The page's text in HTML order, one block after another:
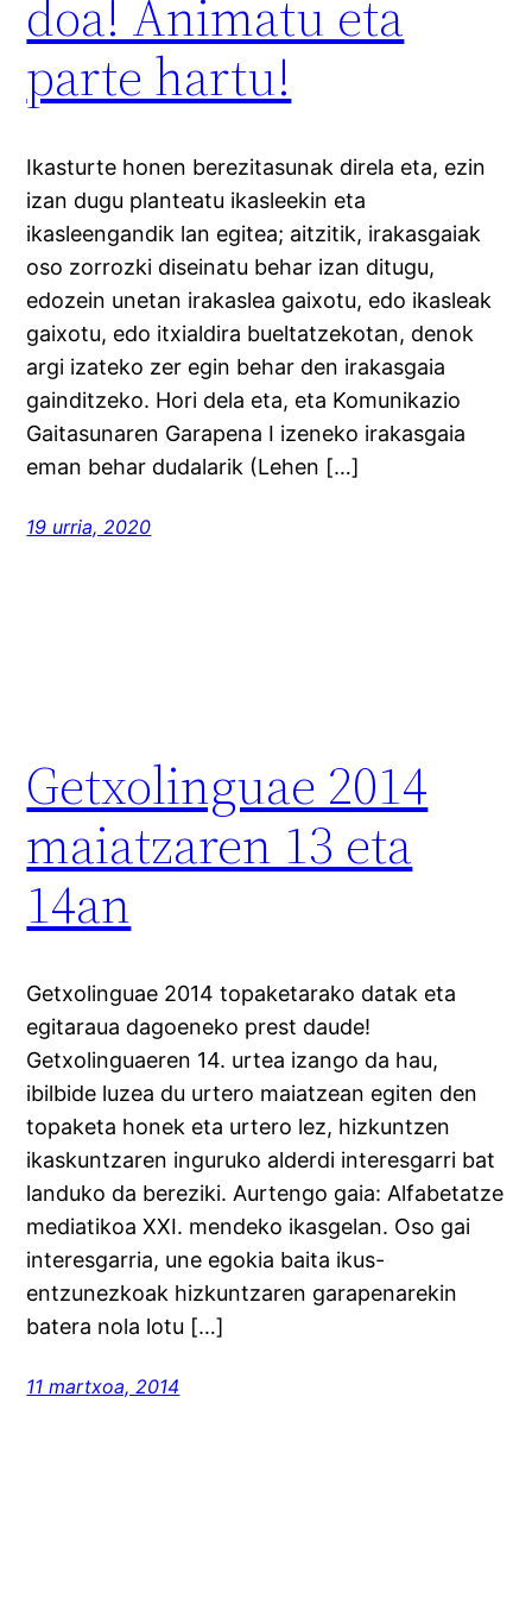
doa! Animatu eta
parte hartu!
Ikasturte honen berezitasunak direla eta, ezin
izan dugu planteatu ikasleekin eta
ikasleengandik lan egitea; aitzitik, irakasgaiak
oso zorrozki diseinatu behar izan ditugu,
edozein unetan irakaslea gaixotu, edo ikasleak
gaixotu, edo itxialdira bueltatzekotan, denok
argi izateko zer egin behar den irakasgaia
gainditzeko. Hori dela eta, eta Komunikazio
Gaitasunaren Garapena I izeneko irakasgaia
eman behar dudalarik (Lehen […]
19 urria, 2020
Getxolinguae 2014
maiatzaren 13 eta
14an
Getxolinguae 2014 topaketarako datak eta
egitaraua dagoeneko prest daude!
Getxolinguaeren 14. urtea izango da hau,
ibilbide luzea du urtero maiatzean egiten den
topaketa honek eta urtero lez, hizkuntzen
ikaskuntzaren inguruko alderdi interesgarri bat
landuko da bereziki. Aurtengo gaia: Alfabetatze
mediatikoa XXI. mendeko ikasgelan. Oso gai
interesgarria, une egokia baita ikus-
entzunezkoak hizkuntzaren garapenarekin
batera nola lotu […]
11 martxoa, 2014